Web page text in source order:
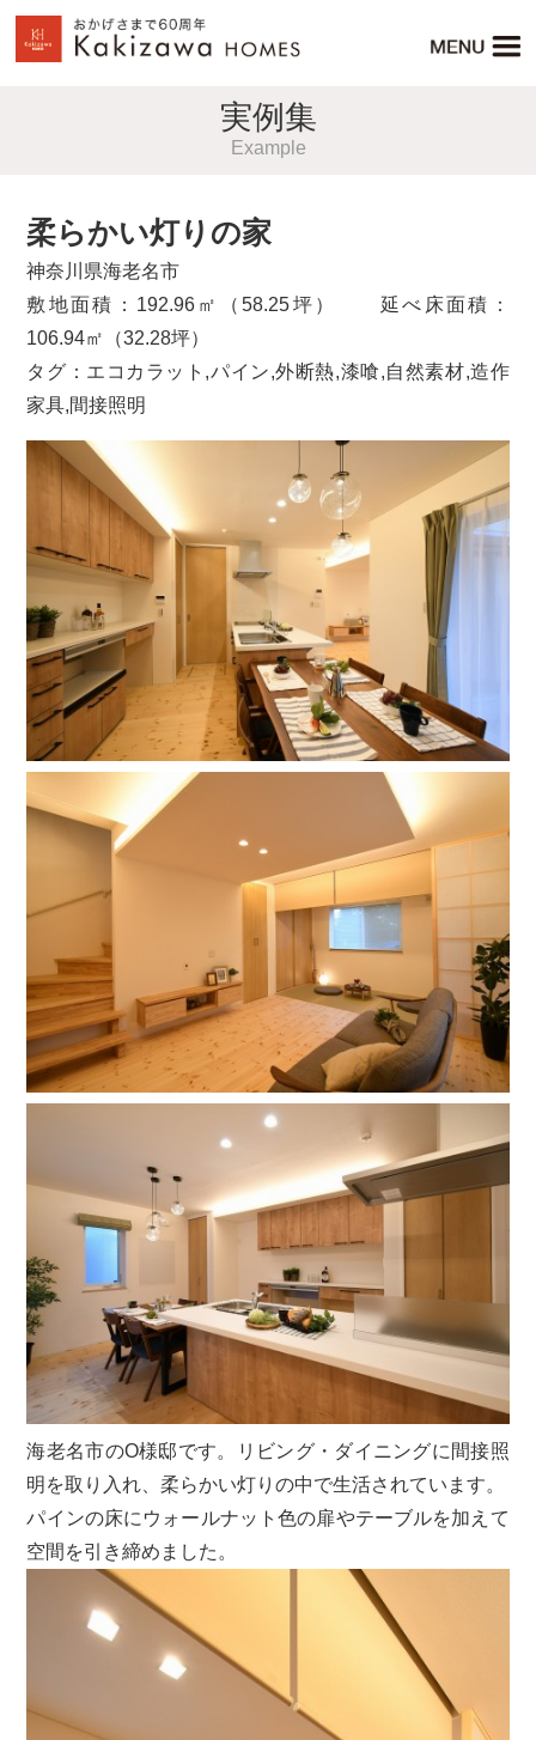
実例集
Example
柔らかい灯りの家
神奈川県海老名市
敷地面積：192.96㎡（58.25坪） 延べ床面積：
106.94㎡（32.28坪）
タグ： エコカラット ,パイン,外断熱,漆喰,自然素材,造作
家具,間接照明
海老名市のO様邸です。リビング・ダイニングに間接照
明を取り入れ、柔らかい灯りの中で生活されています。
パインの床にウォールナット色の扉やテーブルを加えて
空間を引き締めました。